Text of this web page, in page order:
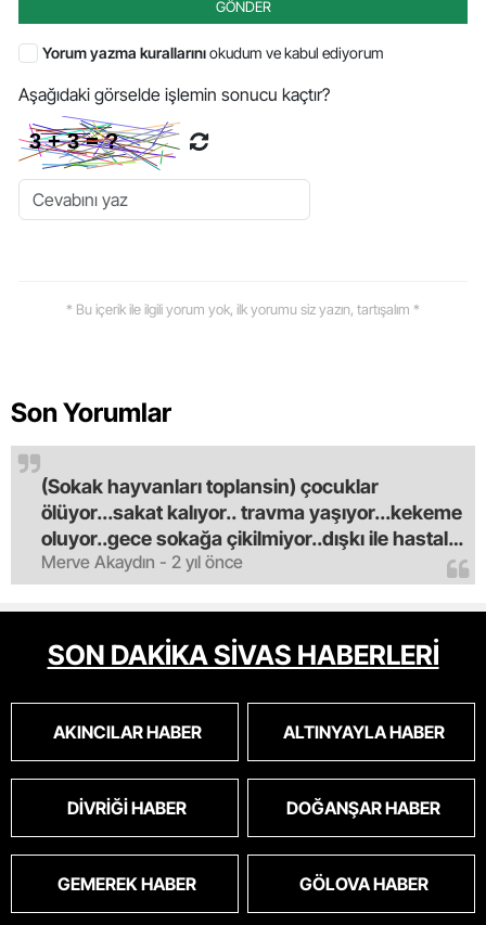
GÖNDER
Yorum yazma kurallarınıokudum ve kabul ediyorum
Aşağıdaki görselde işlemin sonucu kaçtır?
* Bu içerik ile ilgili yorum yok, ilk yorumu siz yazın, tartışalım *
Son Yorumlar
Merve Akaydın - 2 yıl önce
(Sokak hayvanları toplansin) çocuklar
ölüyor...sakat kalıyor.. travma yaşıyor...kekeme
oluyor..gece sokağa çikilmiyor..dışkı ile hastalık
saciyorlar.araba ve taksi olmadan eve
gldemiyoruz.artik bıktık.mama lobisinden para
alan tipler yüzünden bu vahşi hayvanlar
masum algısı yapılıyor.iki gün aç kalsa kendi
cinsini bile öldüren bu kopekler derhal
oldu.korkuyoruz.
SON DAKİKA SİVAS HABERLERİ
AKINCILAR HABER ALTINYAYLA HABER
DIVRIĞI HABER DOĞANŞAR HABER
GEMEREK HABER GÖLOVA HABER